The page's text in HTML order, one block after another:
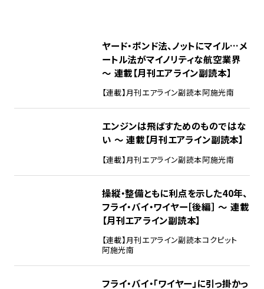
ヤード・ポンド法、ノットにマイル…メ
ートル法がマイノリティな航空業界
～ 連載【月刊エアライン副読本】
【連載】月刊エアライン副読本阿施光南
エンジンは飛ばすためのものではな
い ～ 連載【月刊エアライン副読本】
【連載】月刊エアライン副読本阿施光南
操縦・整備ともに利点を示した40年、
フライ・バイ・ワイヤー［後編］ ～ 連載
【月刊エアライン副読本】
【連載】月刊エアライン副読本コクピット
阿施光南
フライ・バイ・「ワイヤー」に引っ掛かっ